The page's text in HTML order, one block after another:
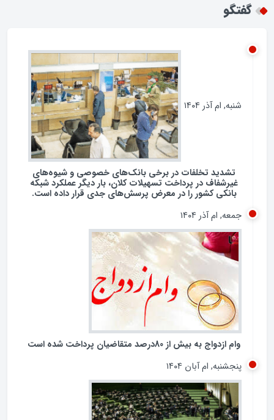
گفتگو
شنبه, ام آذر ۱۴۰۴
تشدید تخلفات در برخی بانک‌های خصوصی و شیوه‌های
غیرشفاف در پرداخت تسهیلات کلان، بار دیگر عملکرد شبکه
بانکی کشور را در معرض پرسش‌های جدی قرار داده است.
جمعه, ام آذر ۱۴۰۴
وام ازدواج به بیش از 80درصد متقاضیان پرداخت شده است
پنجشنبه, ام آبان ۱۴۰۴